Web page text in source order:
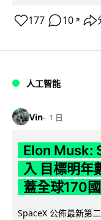
177 10 ↗
人工智能
Vin 1 日
Elon Musk:
入 目標明年
蓋全球170國
SpaceX 公佈最新第